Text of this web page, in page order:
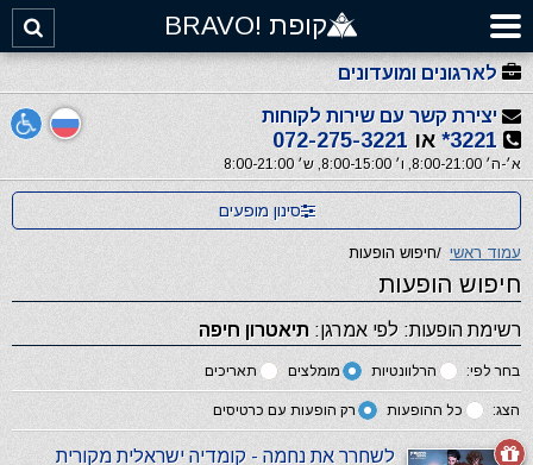
קופת !BRAVO
לארגונים ומועדונים
יצירת קשר עם שירות לקוחות
3221* או 072-275-3221
א׳-ה׳ 8:00-21:00, ו׳ 8:00-15:00, ש׳ 8:00-21:00
סינון מופעים
עמוד ראשי /חיפוש הופעות
חיפוש הופעות
רשימת הופעות: לפי אמרגן: תיאטרון חיפה
בחר לפי: הרלוונטיות מומלצים תאריכים
הצג: כל ההופעות רק הופעות עם כרטיסים
לשחרר את נחמה - קומדיה ישראלית מקורית